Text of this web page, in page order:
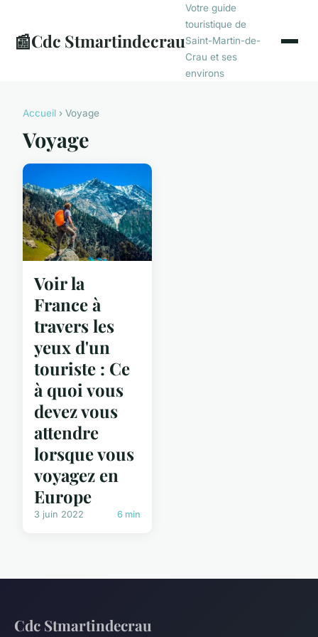
📰Cdc Stmartindecrau
Votre guide
touristique de
Saint-Martin-de-
Crau et ses
environs
Accueil › Voyage
Voyage
Voir la
France à
travers les
yeux d'un
touriste : Ce
à quoi vous
devez vous
attendre
lorsque vous
voyagez en
Europe
3 juin 2022 6 min
Cdc Stmartindecrau